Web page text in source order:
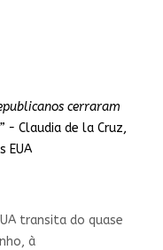
cerraram
- Claudia de la Cruz,
EUA
transita do quase
à